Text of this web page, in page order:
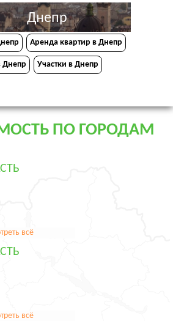
Днепр
Аренда квартир в Днепр
Днепр Участки в Днепр
ПО ГОРОДАМ
всё
всё